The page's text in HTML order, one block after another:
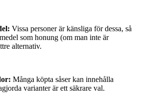
Vissa personer är känsliga för dessa, så
som honung (om man inte är
alternativ.
Många köpta såser kan innehålla
varianter är ett säkrare val.